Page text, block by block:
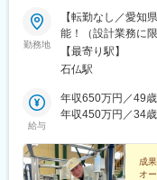
勤務地
【転勤なし／愛
能！（設計業務に
字三ツ渕字新租
「岩倉駅」より車
す！臨機応変に対
勤務の場合、週1回
【最寄り駅】
石仏駅
給与
年収650万円／49
年収450万円／34
成
オ